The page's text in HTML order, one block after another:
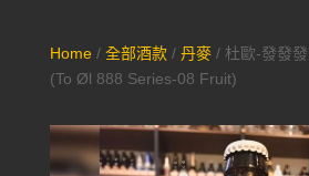
Home/ 全部酒款/ 丹麥/ 杜歐-發發
(To Øl 888 Series-08 Fruit)